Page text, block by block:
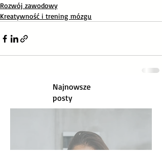
Rozwój zawodowy
Kreatywność i trening mózgu
Najnowsze
posty